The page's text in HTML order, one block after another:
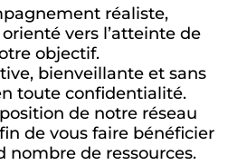
réaliste,
vers l’atteinte de
objectif.
bienveillante et sans
toute confidentialité.
de notre réseau
de vous faire bénéficier
nombre de ressources.